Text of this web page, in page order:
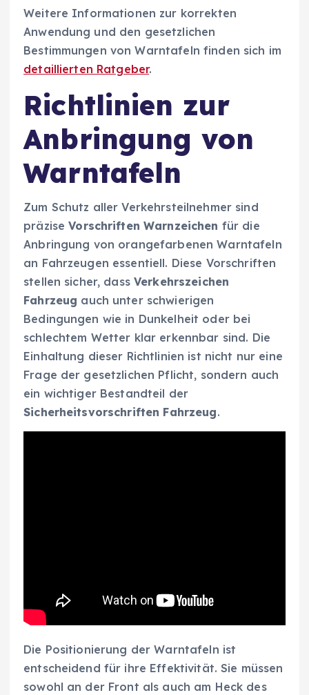
Weitere Informationen zur korrekten
Anwendung und den gesetzlichen
Bestimmungen von Warntafeln finden sich im
detaillierten Ratgeber.
Richtlinien zur
Anbringung von
Warntafeln
Zum Schutz aller Verkehrsteilnehmer sind
präziseVorschriften Warnzeichen für die
Anbringung von orangefarbenen Warntafeln
an Fahrzeugen essentiell. Diese Vorschriften
stellen sicher, dassVerkehrszeichen
Fahrzeug auch unter schwierigen
Bedingungen wie in Dunkelheit oder bei
schlechtem Wetter klar erkennbar sind. Die
Einhaltung dieser Richtlinien ist nicht nur eine
Frage der gesetzlichen Pflicht, sondern auch
ein wichtiger Bestandteil der
Sicherheitsvorschriften Fahrzeug.
Die Positionierung der Warntafeln ist
entscheidend für ihre Effektivität. Sie müssen
sowohl an der Front als auch am Heck des